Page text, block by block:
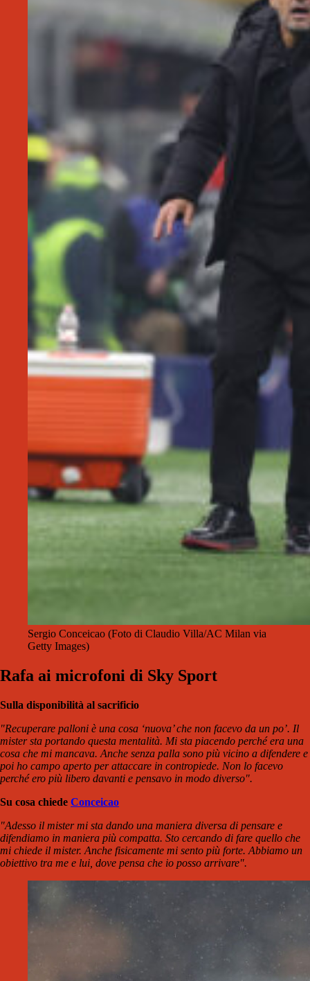
Sergio Conceicao (Foto di Claudio Villa/AC Milan via
Getty Images)
Rafa ai microfoni di Sky Sport
Sulla disponibilità al sacrificio
"Recuperare palloni è una cosa ‘nuova’ che non facevo da un po’. Il
mister sta portando questa mentalità. Mi sta piacendo perché era una
cosa che mi mancava. Anche senza palla sono più vicino a difendere e
poi ho campo aperto per attaccare in contropiede. Non lo facevo
perché ero più libero davanti e pensavo in modo diverso".
Su cosa chiede Conceicao
"Adesso il mister mi sta dando una maniera diversa di pensare e
difendiamo in maniera più compatta. Sto cercando di fare quello che
mi chiede il mister. Anche fisicamente mi sento più forte. Abbiamo un
obiettivo tra me e lui, dove pensa che io posso arrivare".